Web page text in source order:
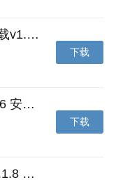
人生笔记app官方版下载v1.19.4 安卓版
下载
萝卜笔记app下载v1.1.6 安卓版
下载
贯联商户端app下载v6.1.8 安卓版